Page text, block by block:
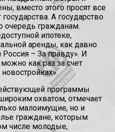
вместо этого просят все
А государство
очередь гражданам.
ипотеке,
аренды, как давно
– За правду». И
как раз за счет
программы
охватом, отмечает
малоимущие, но и
граждане, которым
числе молодые,